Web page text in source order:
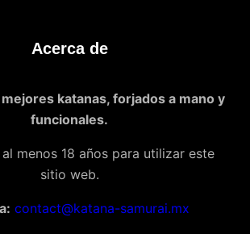
Acerca de
katanas, forjados a mano y
funcionales.
menos 18 años para utilizar este
sitio web.
contact@katana-samurai.mx